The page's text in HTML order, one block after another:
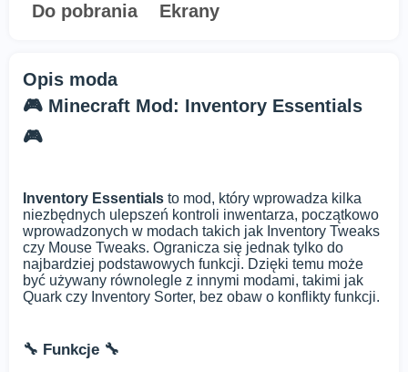
Do pobrania Ekrany
Opis moda
🎮 Minecraft Mod: Inventory Essentials
🎮
Inventory Essentials to mod, który wprowadza kilka
niezbędnych ulepszeń kontroli inwentarza, początkowo
wprowadzonych w modach takich jak Inventory Tweaks
czy Mouse Tweaks. Ogranicza się jednak tylko do
najbardziej podstawowych funkcji. Dzięki temu może
być używany równolegle z innymi modami, takimi jak
Quark czy Inventory Sorter, bez obaw o konflikty funkcji.
🔧 Funkcje 🔧